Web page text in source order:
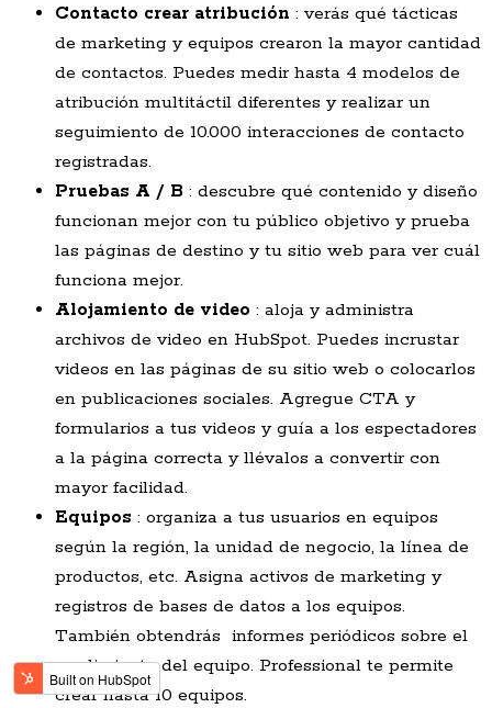
Contacto crear atribución : verás qué tácticas
de marketing y equipos crearon la mayor cantidad
de contactos. Puedes medir hasta 4 modelos de
atribución multitáctil diferentes y realizar un
seguimiento de 10.000 interacciones de contacto
registradas.
Pruebas A / B : descubre qué contenido y diseño
funcionan mejor con tu público objetivo y prueba
las páginas de destino y tu sitio web para ver cuál
funciona mejor.
Alojamiento de video : aloja y administra
archivos de video en HubSpot. Puedes incrustar
videos en las páginas de su sitio web o colocarlos
en publicaciones sociales. Agregue CTA y
formularios a tus videos y guía a los espectadores
a la página correcta y llévalos a convertir con
mayor facilidad.
Equipos : organiza a tus usuarios en equipos
según la región, la unidad de negocio, la línea de
productos, etc. Asigna activos de marketing y
registros de bases de datos a los equipos.
También obtendrás informes periódicos sobre el
rendimiento del equipo. Professional te permite
crear hasta 10 equipos.